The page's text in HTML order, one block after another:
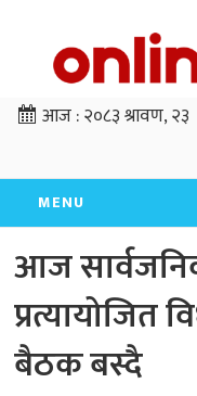
आज :२०८३ श्रावण, २३
MENU
आज
प्रत्यायोजित
बैठक बस्दै